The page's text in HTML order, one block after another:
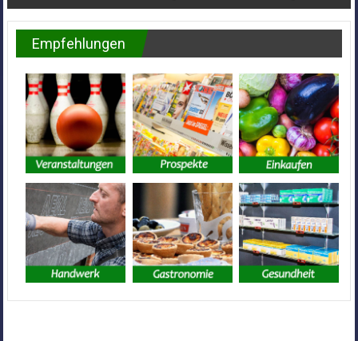
Empfehlungen